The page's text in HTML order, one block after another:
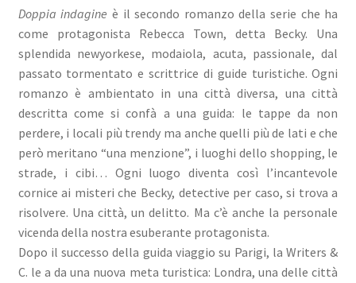
Doppia indagine è il secondo romanzo della serie che ha
come protagonista Rebecca Town, detta Becky. Una
splendida newyorkese, modaiola, acuta, passionale, dal
passato tormentato e scrittrice di guide turistiche. Ogni
romanzo è ambientato in una città diversa, una città
descritta come si confà a una guida: le tappe da non
perdere, i locali più trendy ma anche quelli più de lati e che
però meritano “una menzione”, i luoghi dello shopping, le
strade, i cibi… Ogni luogo diventa così l’incantevole
cornice ai misteri che Becky, detective per caso, si trova a
risolvere. Una città, un delitto. Ma c’è anche la personale
vicenda della nostra esuberante protagonista.
Dopo il successo della guida viaggio su Parigi, la Writers &
C. le a da una nuova meta turistica: Londra, una delle città